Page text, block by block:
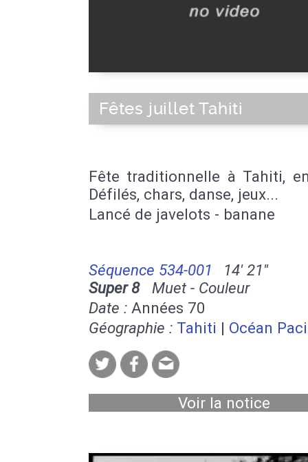
Fêtes juillet Tahiti
Fête traditionnelle à Tahiti,
Défilés, chars, danse, jeux...
Lancé de javelots - banane
Séquence 534-001
14' 21''
Super 8Muet - Couleur
Date : Années 70
Géographie : Tahiti | Océan
Voir la notice